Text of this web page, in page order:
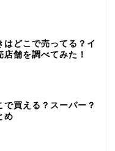
はどこで売ってる？イ
店舗を調べてみた！
で買える？スーパー？
め